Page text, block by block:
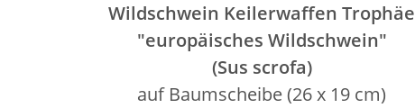
Wildschwein Keilerwaffen Trophäe
"europäisches Wildschwein"
(Sus scrofa)
auf Baumscheibe (26 x 19 cm)